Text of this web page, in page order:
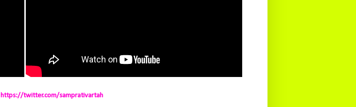
https://twitter.com/samprativartah